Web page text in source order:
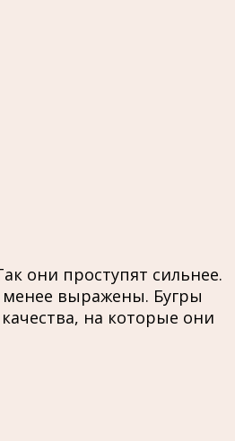
они проступят сильнее.
менее выражены. Бугры
на которые они